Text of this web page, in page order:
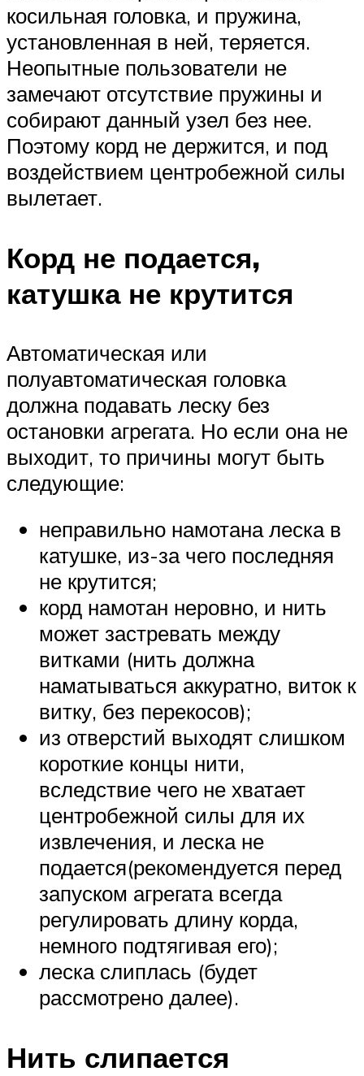
косильная головка, и пружина,
установленная в ней, теряется.
Неопытные пользователи не
замечают отсутствие пружины и
собирают данный узел без нее.
Поэтому корд не держится, и под
воздействием центробежной силы
вылетает.
Корд не подается,
катушка не крутится
Автоматическая или
полуавтоматическая головка
должна подавать леску без
остановки агрегата. Но если она не
выходит, то причины могут быть
следующие:
неправильно намотана леска в
катушке, из-за чего последняя
не крутится;
корд намотан неровно, и нить
может застревать между
витками (нить должна
наматываться аккуратно, виток к
витку, без перекосов);
из отверстий выходят слишком
короткие концы нити,
вследствие чего не хватает
центробежной силы для их
извлечения, и леска не
подается(рекомендуется перед
запуском агрегата всегда
регулировать длину корда,
немного подтягивая его);
леска слиплась (будет
рассмотрено далее).
Нить слипается